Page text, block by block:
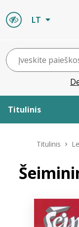
LT
Titulinis
Leidiniai
Naujienos
Titulinis